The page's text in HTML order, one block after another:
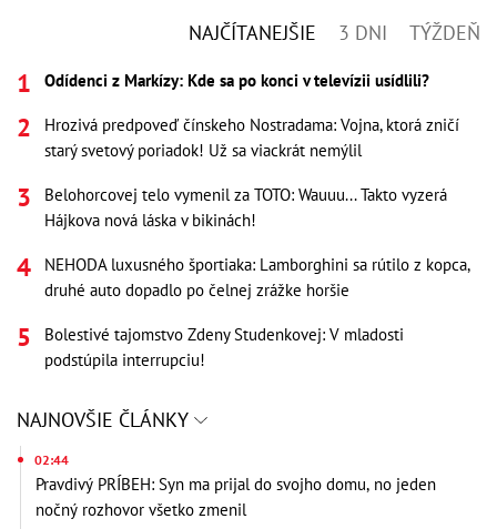
NAJČÍTANEJŠIE 3 DNI TÝŽDEŇ
Odídenci z Markízy: Kde sa po konci v televízii usídlili?
Hrozivá predpoveď čínskeho Nostradama: Vojna, ktorá zničí
starý svetový poriadok! Už sa viackrát nemýlil
Belohorcovej telo vymenil za TOTO: Wauuu... Takto vyzerá
Hájkova nová láska v bikinách!
NEHODA luxusného športiaka: Lamborghini sa rútilo z kopca,
druhé auto dopadlo po čelnej zrážke horšie
Bolestivé tajomstvo Zdeny Studenkovej: V mladosti
podstúpila interrupciu!
NAJNOVŠIE ČLÁNKY
02:44
Pravdivý PRÍBEH: Syn ma prijal do svojho domu, no jeden
nočný rozhovor všetko zmenil